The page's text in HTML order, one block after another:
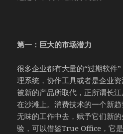
第一：巨大的市场潜力
很多企业都有大量的“过期软件
理系统，协作工具或者是企业
被新的产品所取代，正所谓长
在沙滩上。消费技术的一个新
无味的工作中去，赋予它们新
验，可以借鉴True Office，它